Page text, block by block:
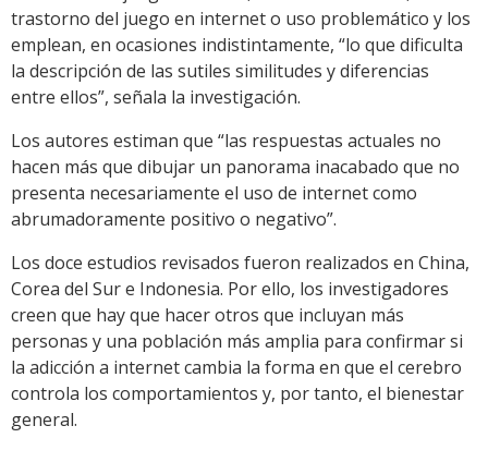
trastorno del juego en internet o uso problemático y los
emplean, en ocasiones indistintamente, “lo que dificulta
la descripción de las sutiles similitudes y diferencias
entre ellos”, señala la investigación.
Los autores estiman que “las respuestas actuales no
hacen más que dibujar un panorama inacabado que no
presenta necesariamente el uso de internet como
abrumadoramente positivo o negativo”.
Los doce estudios revisados fueron realizados en China,
Corea del Sur e Indonesia. Por ello, los investigadores
creen que hay que hacer otros que incluyan más
personas y una población más amplia para confirmar si
la adicción a internet cambia la forma en que el cerebro
controla los comportamientos y, por tanto, el bienestar
general.